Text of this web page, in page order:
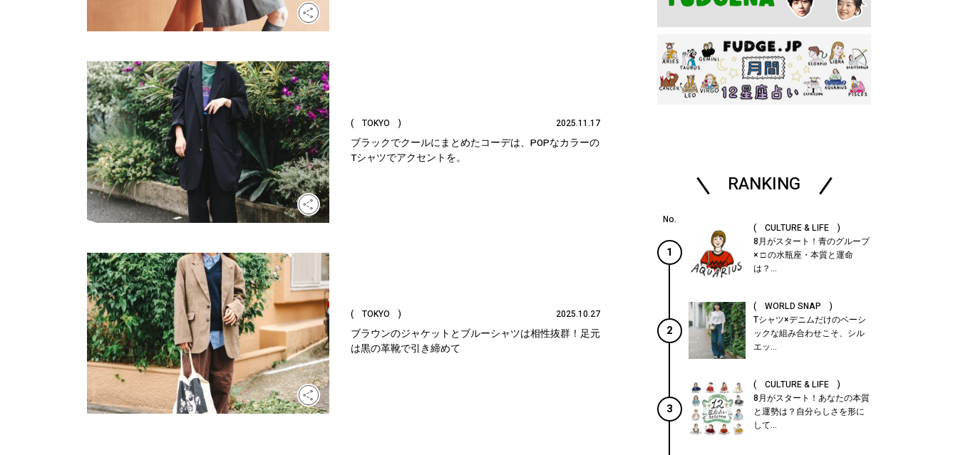
( TOKYO ) 2025.11.17
ブラックでクールにまとめたコーデは、POPなカラーの
Tシャツでアクセントを。
( TOKYO ) 2025.10.27
ブラウンのジャケットとブルーシャツは相性抜群！足元
は黒の革靴で引き締めて
RANKING
1
( CULTURE & LIFE )
8月がスタート！青のグループ
× □ の水瓶座・本質と運命
は？...
2
( WORLD SNAP )
Tシャツ×デニムだけのベーシ
ックな組み合わせこそ、シル
エッ...
3
( CULTURE & LIFE )
8月がスタート！あなたの本質
と運勢は？自分らしさを形に
して...